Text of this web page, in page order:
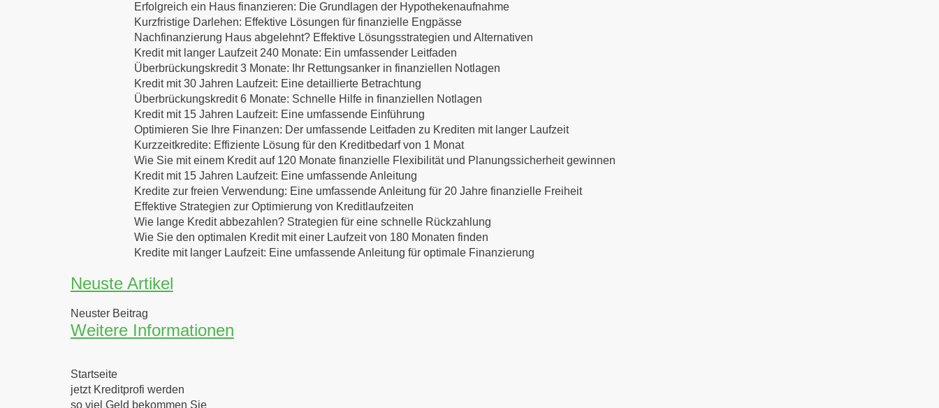
Erfolgreich ein Haus finanzieren: Die Grundlagen der Hypothekenaufnahme
Kurzfristige Darlehen: Effektive Lösungen für finanzielle Engpässe
Nachfinanzierung Haus abgelehnt? Effektive Lösungsstrategien und Alternativen
Kredit mit langer Laufzeit 240 Monate: Ein umfassender Leitfaden
Überbrückungskredit 3 Monate: Ihr Rettungsanker in finanziellen Notlagen
Kredit mit 30 Jahren Laufzeit: Eine detaillierte Betrachtung
Überbrückungskredit 6 Monate: Schnelle Hilfe in finanziellen Notlagen
Kredit mit 15 Jahren Laufzeit: Eine umfassende Einführung
Optimieren Sie Ihre Finanzen: Der umfassende Leitfaden zu Krediten mit langer Laufzeit
Kurzzeitkredite: Effiziente Lösung für den Kreditbedarf von 1 Monat
Wie Sie mit einem Kredit auf 120 Monate finanzielle Flexibilität und Planungssicherheit gewinnen
Kredit mit 15 Jahren Laufzeit: Eine umfassende Anleitung
Kredite zur freien Verwendung: Eine umfassende Anleitung für 20 Jahre finanzielle Freiheit
Effektive Strategien zur Optimierung von Kreditlaufzeiten
Wie lange Kredit abbezahlen? Strategien für eine schnelle Rückzahlung
Wie Sie den optimalen Kredit mit einer Laufzeit von 180 Monaten finden
Kredite mit langer Laufzeit: Eine umfassende Anleitung für optimale Finanzierung
Neuste Artikel
Neuster Beitrag
Weitere Informationen
Startseite
jetzt Kreditprofi werden
so viel Geld bekommen Sie